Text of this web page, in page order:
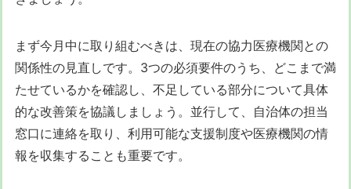
まず今月中に取り組むべきは、現在の協力医療機関との
関係性の見直しです。3つの必須要件のうち、どこまで満
たせているかを確認し、不足している部分について具体
的な改善策を協議しましょう。並行して、自治体の担当
窓口に連絡を取り、利用可能な支援制度や医療機関の情
報を収集することも重要です。